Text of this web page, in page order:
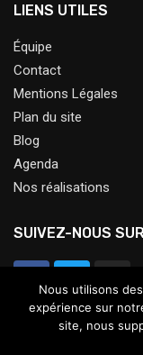
LIENS UTILES
Équipe
Contact
Mentions Légales
Plan du site
Blog
Agenda
Nos réalisations
SUIVEZ-NOUS
Nous utilisons
expérience sur
site, nous